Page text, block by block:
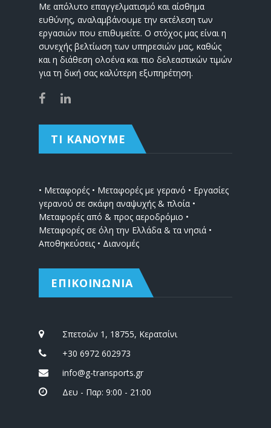
Με απόλυτο επαγγελματισμό και αίσθημα
ευθύνης, αναλαμβάνουμε την εκτέλεση των
εργασιών που επιθυμείτε. Ο στόχος μας είναι η
συνεχής βελτίωση των υπηρεσιών μας, καθώς
και η διάθεση ολοένα και πιο δελεαστικών τιμών
για τη δική σας καλύτερη εξυπηρέτηση.
ΤΙ ΚΑΝΟΥΜΕ
• Μεταφορές • Μεταφορές με γερανό • Εργασίες
γερανού σε σκάφη αναψυχής & πλοία •
Μεταφορές από & προς αεροδρόμιο •
Μεταφορές σε όλη την Ελλάδα & τα νησιά •
Αποθηκεύσεις • Διανομές
ΕΠΙΚΟΙΝΩΝΙΑ
Σπετσών 1, 18755, Κερατσίνι
+30 6972 602973
info@g-transports.gr
Δευ - Παρ: 9:00 - 21:00